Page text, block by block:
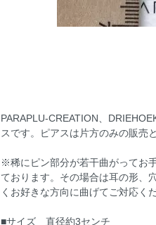
PARAPLU-CREATION、
スです。ピアスは片方のみの販売
※稀にピン部分が若干曲がってお
ております。その場合は耳の形、
くお好きな方向に曲げてご対応くだ
■サイズ 直径約3センチ